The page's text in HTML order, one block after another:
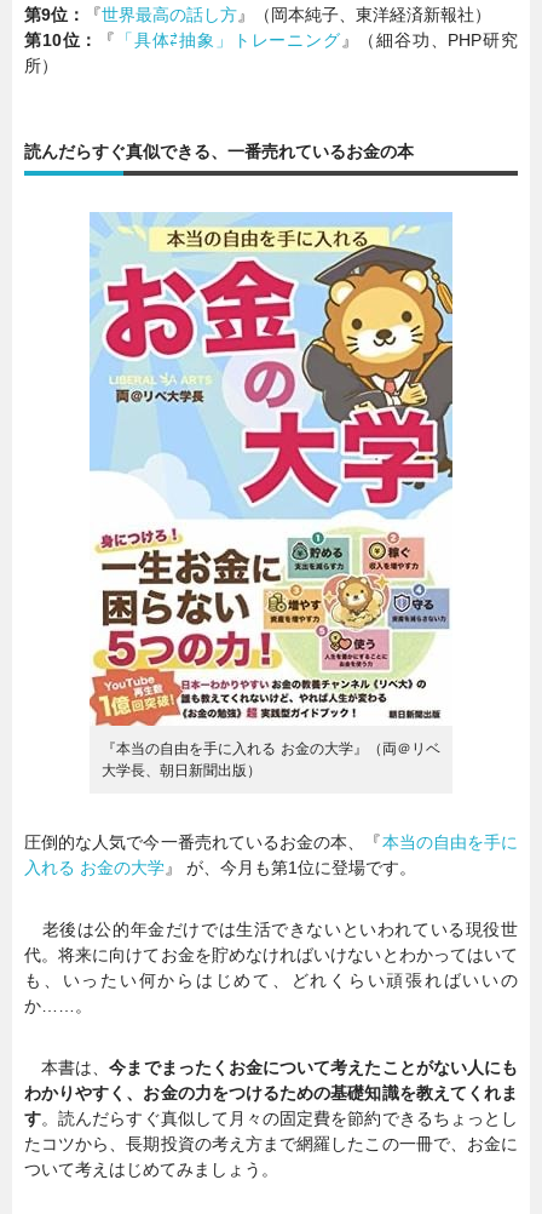
第9位：
『世界最高の話し方』（岡本純子、東洋経済新報社）
第10位：
『 「具体⇄抽象」トレーニング 』（細谷功、PHP研究
所）
読んだらすぐ真似できる、一番売れているお金の本
『本当の自由を手に入れる お金の大学』（両＠リベ
大学長、朝日新聞出版）
圧倒的な人気で今一番売れているお金の本、『本当の自由を手に
入れる お金の大学』 が、今月も第1位に登場です。
老後は公的年金だけでは生活できないといわれている現役世
代。将来に向けてお金を貯めなければいけないとわかってはいて
も、いったい何からはじめて、どれくらい頑張ればいいの
か……。
本書は、今までまったくお金について考えたことがない人にも
わかりやすく、お金の力をつけるための基礎知識を教えてくれま
す。読んだらすぐ真似して月々の固定費を節約できるちょっとし
たコツから、長期投資の考え方まで網羅したこの一冊で、お金に
ついて考えはじめてみましょう。